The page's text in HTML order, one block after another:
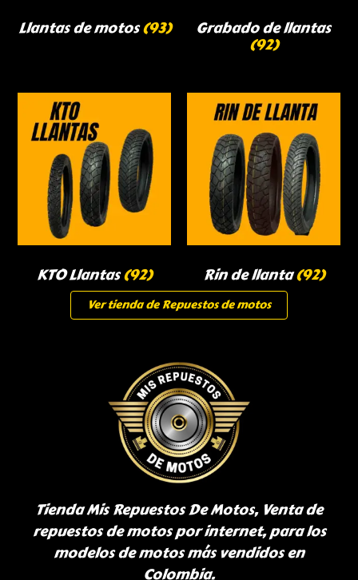
Llantas de motos(93) Grabado de llantas
(92)
KTO Llantas(92) Rin de llanta(92)
Ver tienda de Repuestos de motos
Tienda Mis Repuestos De Motos, Venta de
repuestos de motos por internet, para los
modelos de motos más vendidos en
Colombia.